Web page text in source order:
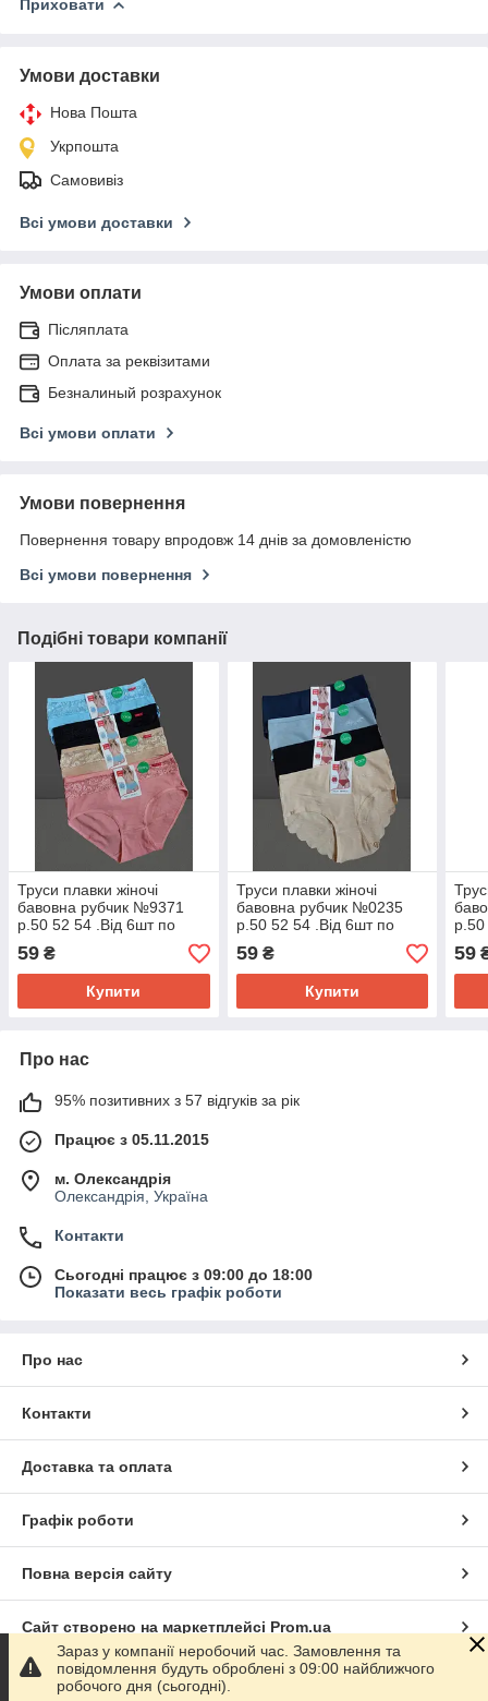
Приховати
Умови доставки
Нова Пошта
Укрпошта
Самовивіз
Всі умови доставки
Умови оплати
Післяплата
Оплата за реквізитами
Безналиный розрахунок
Всі умови оплати
Умови повернення
Повернення товару впродовж 14 днів за домовленістю
Всі умови повернення
Подібні товари компанії
Труси плавки жіночі
бавовна рубчик №9371
р.50 52 54 .Від 6шт по
48грн.
59 ₴
Купити
Труси плавки жіночі
бавовна рубчик №0235
р.50 52 54 .Від 6шт по
48грн.
59₴
Купити
59
Про нас
95% позитивних з 57 відгуків за рік
Працює з 05.11.2015
м. Олександрія
Олександрія, Україна
Контакти
Сьогодні працює з 09:00 до 18:00
Показати весь графік роботи
Про нас
Контакти
Доставка та оплата
Графік роботи
Повна версія сайту
Сайт створено на маркетплейсі Prom.ua
Політика конфіденційності
Зараз у компанії неробочий час. Замовлення та
повідомлення будуть оброблені з 09:00 найближчого
робочого дня (сьогодні).